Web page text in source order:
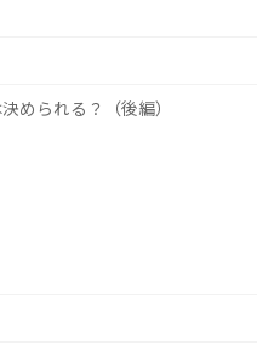
められる？（後編）